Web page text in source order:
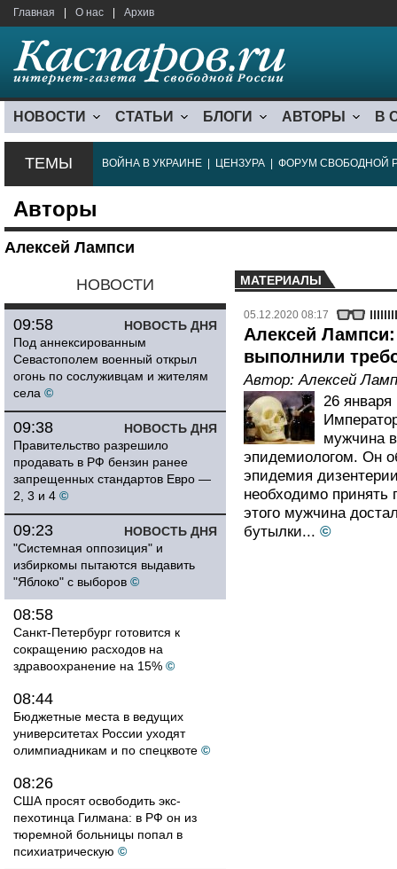
Главная О нас Архив
НОВОСТИ СТАТЬИ БЛОГИ АВТОРЫ В
ТЕМЫ ВОЙНА В УКРАИНЕ ЦЕНЗУРА ФОРУМ СВОБОДНОЙ
Авторы
Алексей Лампси
НОВОСТИ
НОВОСТЬ ДНЯ
09:58
Под аннексированным
Севастополем военный открыл
огонь по сослуживцам и жителям
села ©
НОВОСТЬ ДНЯ
09:38
Правительство разрешило
продавать в РФ бензин ранее
запрещенных стандартов Евро —
2, 3 и 4 ©
НОВОСТЬ ДНЯ
09:23
"Системная оппозиция" и
избиркомы пытаются выдавить
"Яблоко" с выборов ©
08:58
Санкт-Петербург готовится к
сокращению расходов на
здравоохранение на 15% ©
08:44
Бюджетные места в ведущих
университетах России уходят
олимпиадникам и по спецквоте ©
08:26
США просят освободить экс-
пехотинца Гилмана: в РФ он из
тюремной больницы попал в
психиатрическую ©
МАТЕРИАЛЫ
05.12.2020 08:17
Алексей
выполнили
Автор:Алексей
26 января
мужчина
эпидемиологом. Он
эпидемия
необходимо принять
этого мужчина
бутылки... ©